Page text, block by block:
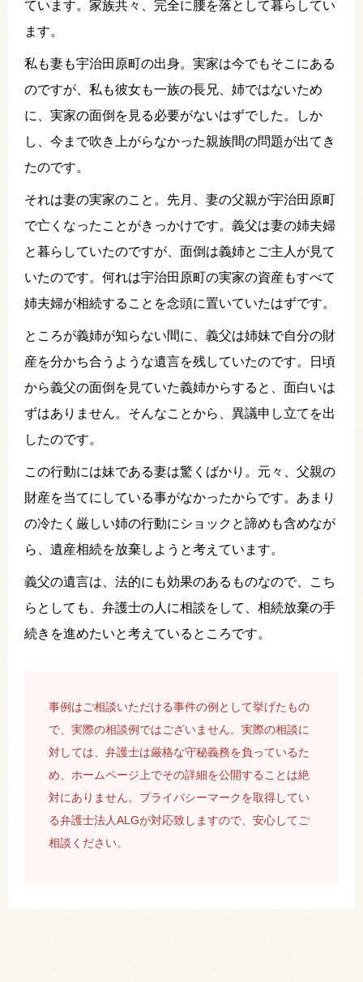
ています。家族共々、完全に腰を落として暮らしてい
ます。
私も妻も宇治田原町の出身。実家は今でもそこにある
のですが、私も彼女も一族の長兄、姉ではないため
に、実家の面倒を見る必要がないはずでした。しか
し、今まで吹き上がらなかった親族間の問題が出てき
たのです。
それは妻の実家のこと。先月、妻の父親が宇治田原町
で亡くなったことがきっかけです。義父は妻の姉夫婦
と暮らしていたのですが、面倒は義姉とご主人が見て
いたのです。何れは宇治田原町の実家の資産もすべて
姉夫婦が相続することを念頭に置いていたはずです。
ところが義姉が知らない間に、義父は姉妹で自分の財
産を分かち合うような遺言を残していたのです。日頃
から義父の面倒を見ていた義姉からすると、面白いは
ずはありません。そんなことから、異議申し立てを出
したのです。
この行動には妹である妻は驚くばかり。元々、父親の
財産を当てにしている事がなかったからです。あまり
の冷たく厳しい姉の行動にショックと諦めも含めなが
ら、遺産相続を放棄しようと考えています。
義父の遺言は、法的にも効果のあるものなので、こち
らとしても、弁護士の人に相談をして、相続放棄の手
続きを進めたいと考えているところです。
事例はご相談いただける事件の例として挙げたもの
で、実際の相談例ではございません。実際の相談に
対しては、弁護士は厳格な守秘義務を負っているた
め、ホームページ上でその詳細を公開することは絶
対にありません。プライバシーマークを取得してい
る弁護士法人ALGが対応致しますので、安心してご
相談ください。